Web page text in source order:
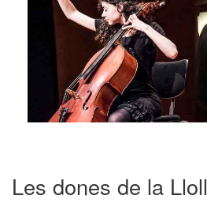
Les dones de la Lloll